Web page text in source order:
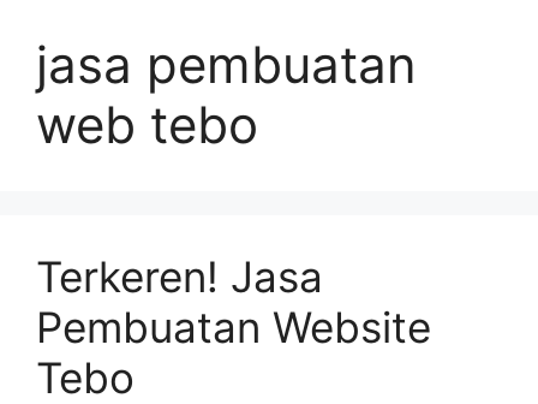
jasa pembuatan
web tebo
Terkeren! Jasa
Pembuatan Website
Tebo